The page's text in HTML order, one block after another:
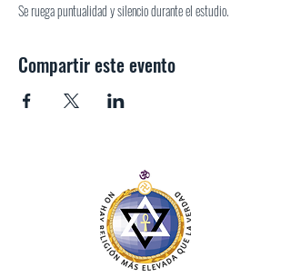
Se ruega puntualidad y silencio durante el estudio.
Compartir este evento